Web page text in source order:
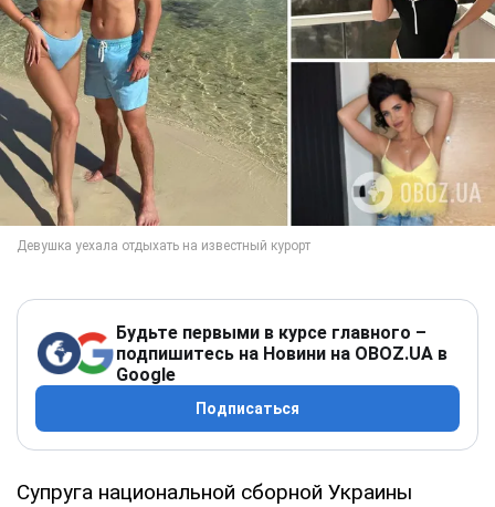
Будьте первыми в курсе главного –
подпишитесь на Новини на OBOZ.UA в
Google
Подписаться
Супруга национальной сборной Украины